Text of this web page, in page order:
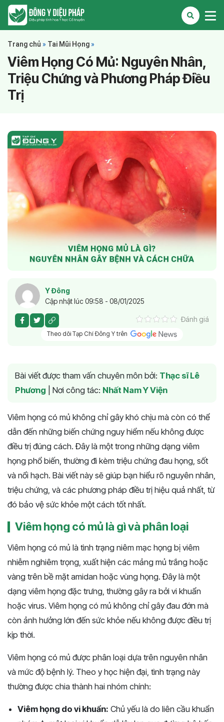
Trang chủ » Tai Mũi Họng »
Viêm Họng Có Mủ: Nguyên Nhân,
Triệu Chứng và Phương Pháp Điều
Trị
Y Đông
Cập nhật lúc 09:58 - 08/01/2025
Đánh giá
Theo dõi Tạp Chí Đông Y trên
Bài viết được tham vấn chuyên môn bởi: Thạc sĩ Lê
Phương
Nơi công tác: Nhất Nam Y Viện
Viêm họng có mủ không chỉ gây khó chịu mà còn có thể
dẫn đến những biến chứng nguy hiểm nếu không được
điều trị đúng cách. Đây là một trong những dạng viêm
họng phổ biến, thường đi kèm triệu chứng đau họng, sốt
và nổi hạch. Bài viết này sẽ giúp bạn hiểu rõ nguyên nhân,
triệu chứng, và các phương pháp điều trị hiệu quả nhất, từ
đó bảo vệ sức khỏe một cách tốt nhất​​.
Viêm họng có mủ là gì và phân loại
Viêm họng có mủ là tình trạng niêm mạc họng bị viêm
nhiễm nghiêm trọng, xuất hiện các mảng mủ trắng hoặc
vàng trên bề mặt amidan hoặc vùng họng. Đây là một
dạng viêm họng đặc trưng, thường gây ra bởi vi khuẩn
hoặc virus. Viêm họng có mủ không chỉ gây đau đớn mà
còn ảnh hưởng lớn đến sức khỏe nếu không được điều trị
kịp thời.
Viêm họng có mủ được phân loại dựa trên nguyên nhân
và mức độ bệnh lý. Theo y học hiện đại, tình trạng này
thường được chia thành hai nhóm chính:
Viêm họng do vi khuẩn: Chủ yếu là do liên cầu khuẩn